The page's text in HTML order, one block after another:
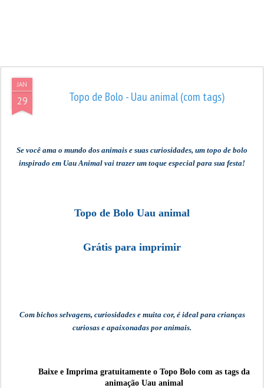
JAN
29 Topo de Bolo - Uau animal (com tags)
Se você ama o mundo dos animais e suas curiosidades, um topo de bolo
inspirado em Uau Animal vai trazer um toque especial para sua festa!
Topo de Bolo Uau animal
Grátis para imprimir
Com bichos selvagens, curiosidades e muita cor, é ideal para crianças
curiosas e apaixonadas por animais.
Baixe e Imprima gratuitamente o Topo Bolo com as tags da
animação Uau animal